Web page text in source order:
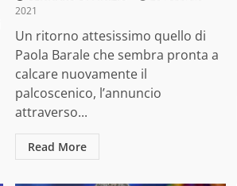
2021
Un ritorno attesissimo quello di
Paola Barale che sembra pronta a
calcare nuovamente il
palcoscenico, l’annuncio
attraverso...
Read More